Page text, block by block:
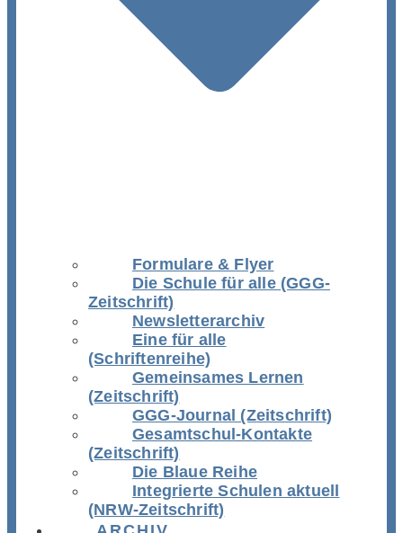
Formulare & Flyer
Die Schule für alle (GGG-
Zeitschrift)
Newsletterarchiv
Eine für alle
(Schriftenreihe)
Gemeinsames Lernen
(Zeitschrift)
GGG-Journal (Zeitschrift)
Gesamtschul-Kontakte
(Zeitschrift)
Die Blaue Reihe
Integrierte Schulen aktuell
(NRW-Zeitschrift)